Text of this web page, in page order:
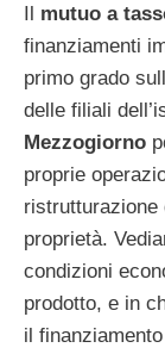
Il mutuo a
finanziamenti
primo grado
delle filiali
Mezzogiorno
proprie
ristrutturazione
proprietà.
condizioni
prodotto, e in
il